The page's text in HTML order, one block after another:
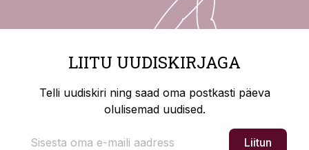
LIITU UUDISKIRJAGA
Telli uudiskiri ning saad oma postkasti päeva
olulisemad uudised.
Liitun